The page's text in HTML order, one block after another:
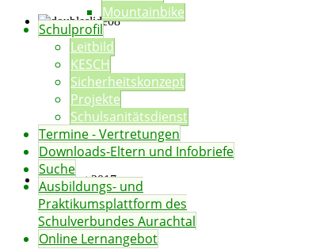
Mountainbike
Schulprofil
Leitbild
KESCH
Sicherheitskonzept
Projekte
Schulsanitätsdienst
Termine - Vertretungen
Downloads-Eltern und Infobriefe
Suche
Ausbildungs- und
Praktikumsplattform des
Schulverbundes Aurachtal
Online Lernangebot